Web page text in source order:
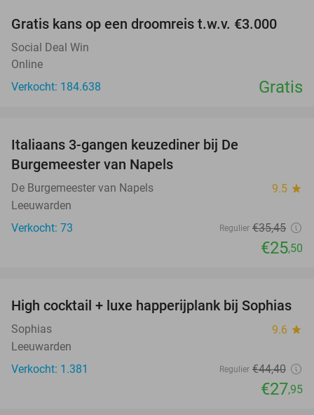
Gratis kans op een droomreis t.w.v. €3.000
Social Deal Win
Online
Verkocht: 184.638
Gratis
Italiaans 3-gangen keuzediner bij De
Burgemeester van Napels
De Burgemeester van Napels 9.5 star
Leeuwarden
Verkocht: 73
Regulier €35,45
€25,50
37%
High cocktail + luxe happerijplank bij Sophias
Sophias 9.6 star
Leeuwarden
Verkocht: 1.381
Regulier €44,40
€27,95